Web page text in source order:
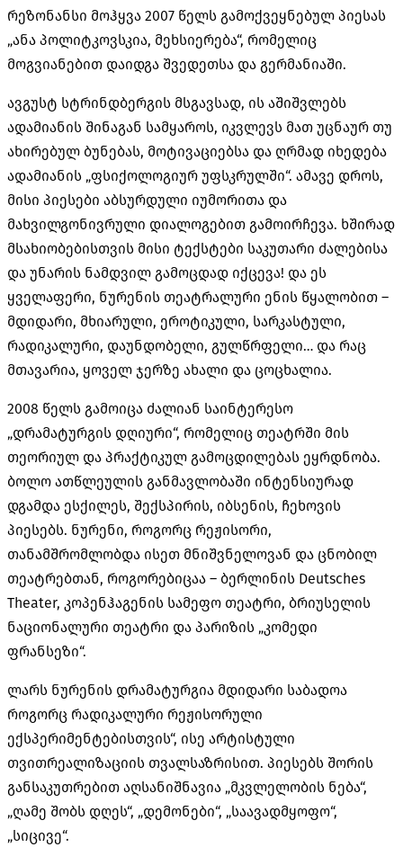
რეზონანსი მოჰყვა 2007 წელს გამოქვეყნებულ პიესას
„ანა პოლიტკოვსკია, მეხსიერება“, რომელიც
მოგვიანებით დაიდგა შვედეთსა და გერმანიაში.
ავგუსტ სტრინდბერგის მსგავსად, ის აშიშვლებს
ადამიანის შინაგან სამყაროს, იკვლევს მათ უცნაურ თუ
ახირებულ ბუნებას, მოტივაციებსა და ღრმად იხედება
ადამიანის „ფსიქოლოგიურ უფსკრულში“. ამავე დროს,
მისი პიესები აბსურდული იუმორითა და
მახვილგონივრული დიალოგებით გამოირჩევა. ხშირად
მსახიობებისთვის მისი ტექსტები საკუთარი ძალებისა
და უნარის ნამდვილ გამოცდად იქცევა! და ეს
ყველაფერი, ნურენის თეატრალური ენის წყალობით –
მდიდარი, მხიარული, ეროტიკული, სარკასტული,
რადიკალური, დაუნდობელი, გულწრფელი… და რაც
მთავარია, ყოველ ჯერზე ახალი და ცოცხალია.
2008 წელს გამოიცა ძალიან საინტერესო
„დრამატურგის დღიური“, რომელიც თეატრში მის
თეორიულ და პრაქტიკულ გამოცდილებას ეყრდნობა.
ბოლო ათწლეულის განმავლობაში ინტენსიურად
დგამდა ესქილეს, შექსპირის, იბსენის, ჩეხოვის
პიესებს. ნურენი, როგორც რეჟისორი,
თანამშრომლობდა ისეთ მნიშვნელოვან და ცნობილ
თეატრებთან, როგორებიცაა – ბერლინის Deutsches
Theater, კოპენჰაგენის სამეფო თეატრი, ბრიუსელის
ნაციონალური თეატრი და პარიზის „კომედი
ფრანსეზი“.
ლარს ნურენის დრამატურგია მდიდარი საბადოა
როგორც რადიკალური რეჟისორული
ექსპერიმენტებისთვის“, ისე არტისტული
თვითრეალიზაციის თვალსაზრისით. პიესებს შორის
განსაკუთრებით აღსანიშნავია „მკვლელობის ნება“,
„ღამე შობს დღეს“, „დემონები“, „საავადმყოფო“,
„სიცივე“.